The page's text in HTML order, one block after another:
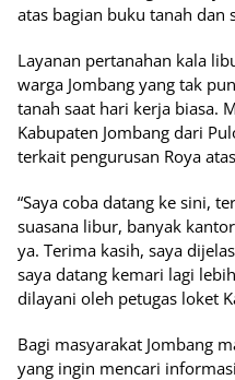
atas bagian buku tanah dan
Layanan pertanahan kala
warga Jombang yang tak
tanah saat hari kerja biasa.
Kabupaten Jombang dari
terkait pengurusan Roya
“Saya coba datang ke sini,
suasana libur, banyak
ya. Terima kasih, saya
saya datang kemari lagi
dilayani oleh petugas loket
Bagi masyarakat Jombang
yang ingin mencari